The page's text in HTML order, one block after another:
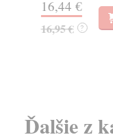
16,44 €
16,95 € ?
Ďalšie z